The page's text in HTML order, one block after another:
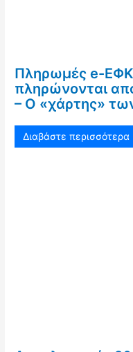
Πληρωμές e-
πληρώνονται
– Ο «χάρτης»
Διαβάστε περισσότερα